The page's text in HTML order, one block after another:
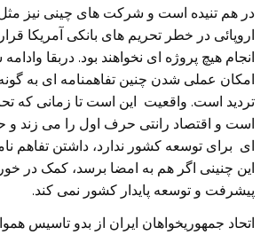
در هم تنیده است و شرکت های چینی نیز
اروپائی در خطر تحریم های بانکی آمریکا قرار
انجام هیچ پروژه ای نخواهند بود. دربقا
امکان عملی شدن چنین تفاهمنامه ای به
تردید است. واقعیت این است تا زمانی که
است و اقتصاد رانتی حرف اول را می زند و
ای برای توسعه کشور ندارد، داشتن تفاهم
این چنینی اگر هم به امضا برسد، کمک در
پیشرفت و توسعه پایدار کشور نمی کند.
اتحاد جمهوریخواهان ایران از بدو تاسیس